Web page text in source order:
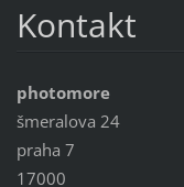
Kontakt
photomore
šmeralova 24
praha 7
17000